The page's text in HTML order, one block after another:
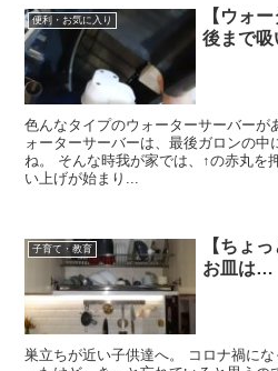
便利・お気に入り
【ウォ
後まで
色んなタイプのウォーターサーバーが
ォーターサーバーは、最後ガロンの中
ね。 そんな時我が家では、↑の赤丸を
い上げが始まり...
子育て・教育
【ちょ
お皿は…
巣立ちが近い子供達へ。 コロナ禍に